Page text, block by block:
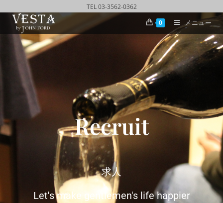
TEL 03-3562-0362
0
メニュー
Recruit
求人
Let's make gentlemen's life happier